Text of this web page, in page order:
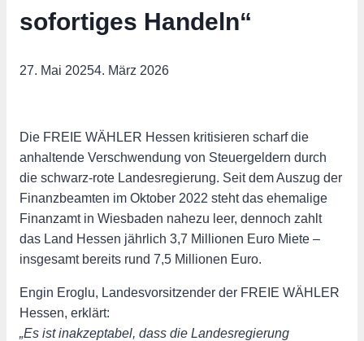
sofortiges Handeln“
27. Mai 20254. März 2026
Die FREIE WÄHLER Hessen kritisieren scharf die
anhaltende Verschwendung von Steuergeldern durch
die schwarz-rote Landesregierung. Seit dem Auszug der
Finanzbeamten im Oktober 2022 steht das ehemalige
Finanzamt in Wiesbaden nahezu leer, dennoch zahlt
das Land Hessen jährlich 3,7 Millionen Euro Miete –
insgesamt bereits rund 7,5 Millionen Euro.
Engin Eroglu, Landesvorsitzender der FREIE WÄHLER
Hessen, erklärt:
„Es ist inakzeptabel, dass die Landesregierung